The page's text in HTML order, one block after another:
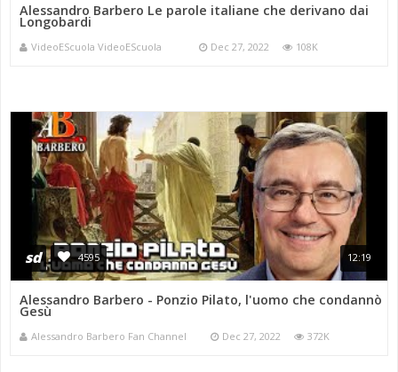
Alessandro Barbero Le parole italiane che derivano dai
Longobardi
VideoEScuola VideoEScuola Dec 27, 2022 108K
sd 4595 12:19
Alessandro Barbero - Ponzio Pilato, l'uomo che condannò
Gesù
Alessandro Barbero Fan Channel Dec 27, 2022 372K